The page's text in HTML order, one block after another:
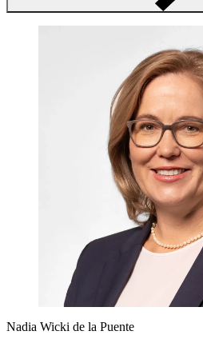
Nadia Wicki de la Puente